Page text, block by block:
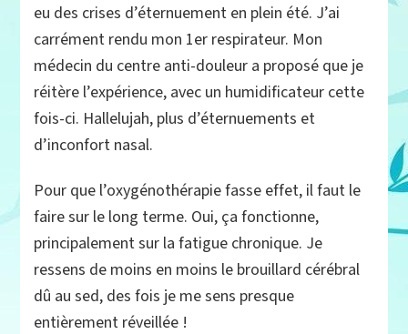
eu des crises d’éternuement en plein été. J’ai
carrément rendu mon 1er respirateur. Mon
médecin du centre anti-douleur a proposé que je
réitère l’expérience, avec un humidificateur cette
fois-ci. Hallelujah, plus d’éternuements et
d’inconfort nasal.
Pour que l’oxygénothérapie fasse effet, il faut le
faire sur le long terme. Oui, ça fonctionne,
principalement sur la fatigue chronique. Je
ressens de moins en moins le brouillard cérébral
dû au sed, des fois je me sens presque
entièrement réveillée !